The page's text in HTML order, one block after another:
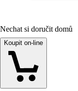
Nechat si doručit domů
Koupit on-line